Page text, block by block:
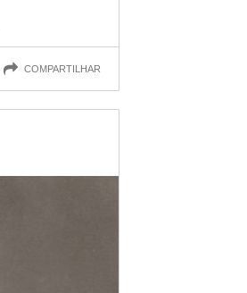
COMPARTILHAR